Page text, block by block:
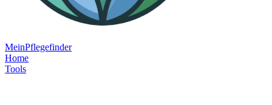
MeinPflegefinder
Home
Tools